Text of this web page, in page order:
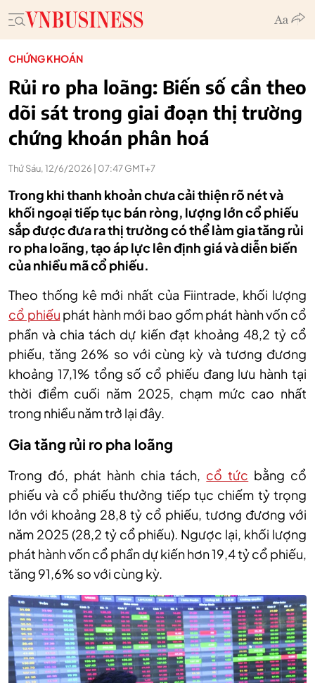
CHỨNG KHOÁN
Rủi ro pha loãng: Biến số cần theo
dõi sát trong giai đoạn thị trường
chứng khoán phân hoá
Thứ Sáu, 12/6/2026 | 07:47 GMT+7
Trong khi thanh khoản chưa cải thiện rõ nét và
khối ngoại tiếp tục bán ròng, lượng lớn cổ phiếu
sắp được đưa ra thị trường có thể làm gia tăng rủi
ro pha loãng, tạo áp lực lên định giá và diễn biến
của nhiều mã cổ phiếu.
Theo thống kê mới nhất của Fiintrade, khối lượng
cổ phiếu phát hành mới bao gồm phát hành vốn cổ
phần và chia tách dự kiến đạt khoảng 48,2 tỷ cổ
phiếu, tăng 26% so với cùng kỳ và tương đương
khoảng 17,1% tổng số cổ phiếu đang lưu hành tại
thời điểm cuối năm 2025, chạm mức cao nhất
trong nhiều năm trở lại đây.
Gia tăng rủi ro pha loãng
Trong đó, phát hành chia tách, cổ tức bằng cổ
phiếu và cổ phiếu thưởng tiếp tục chiếm tỷ trọng
lớn với khoảng 28,8 tỷ cổ phiếu, tương đương với
năm 2025 (28,2 tỷ cổ phiếu). Ngược lại, khối lượng
phát hành vốn cổ phần dự kiến hơn 19,4 tỷ cổ phiếu,
tăng 91,6% so với cùng kỳ.